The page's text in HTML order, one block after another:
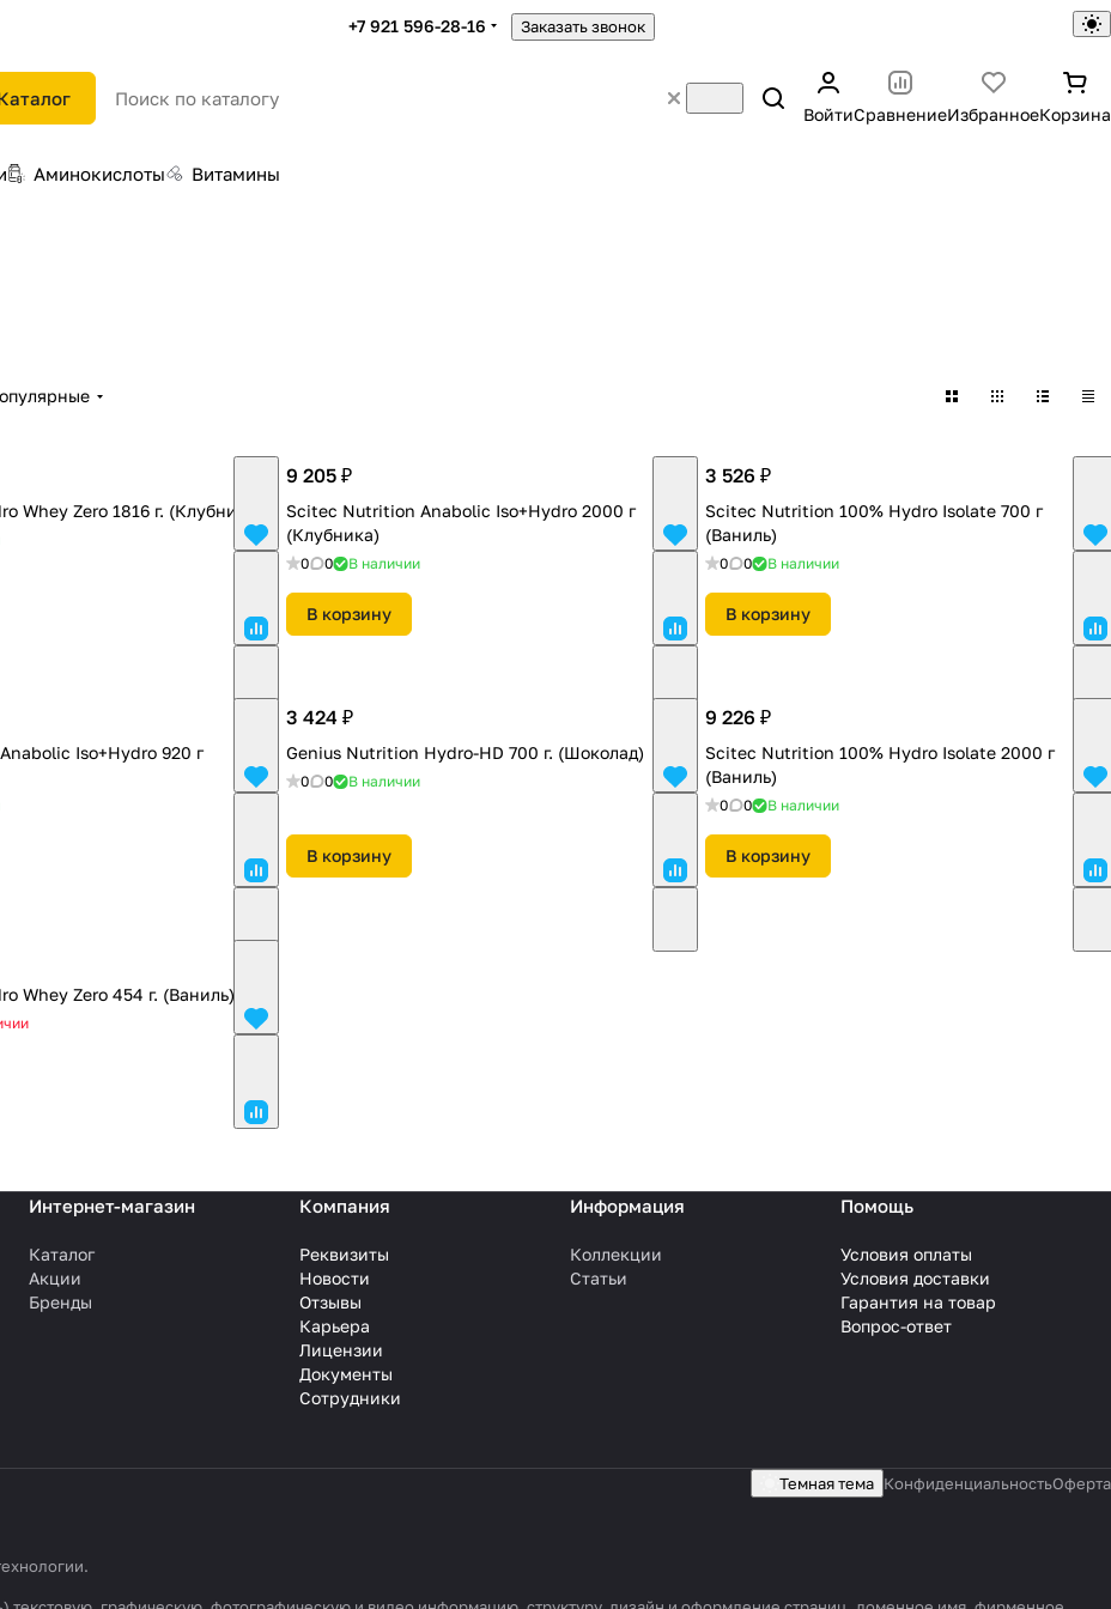
+7 921 596-28-16 Заказать звонок
ВойтиСравнениеИзбранноеКорзина
Аминокислоты Витамины
Whey Zero 1816 г. (Клубника)
9 205 ₽
Scitec Nutrition Anabolic Iso+Hydro 2000 г
(Клубника)
0 0 В наличии
В корзину
3 526 ₽
Scitec Nutrition 100% Hydro Isolate 700 г
(Ваниль)
0 0 В наличии
В корзину
Iso+Hydro 920 г
3 424 ₽
Genius Nutrition Hydro-HD 700 г. (Шоколад)
0 0 В наличии
В корзину
9 226 ₽
Scitec Nutrition 100% Hydro Isolate 2000 г
(Ваниль)
0 0 В наличии
В корзину
Whey Zero 454 г. (Ваниль)
Интернет-магазин
Каталог
Акции
Бренды
Компания
Реквизиты
Новости
Отзывы
Карьера
Лицензии
Документы
Сотрудники
Информация
Коллекции
Статьи
Помощь
Условия оплаты
Условия доставки
Гарантия на товар
Вопрос-ответ
Темная тема КонфиденциальностьОферта
.